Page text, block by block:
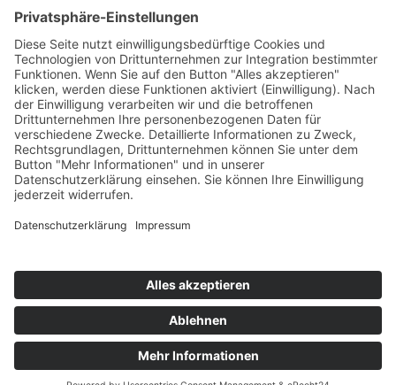
AWO Pflegeberatung
AWO Kulturhaus Babelsberg
Arbeit mit Behinderung
AWO Büro Kindermut
Kulturland Brandenburg
AWO Selbsthilfe
AWO eLearning
Kultur für JEDEN
AWO 1plus9
Dachverband Freie Suchtselbsthilfe
© 1990 - 2026 Arbeiterwohlfahrt Bezirksverband Potsdam e. V.
Impressum|Datenschutz|Barrierefreiheitserklärung
Mutige Mutmacher*innen gesucht!
Komm zu den mutigen Mutmacher*innen.